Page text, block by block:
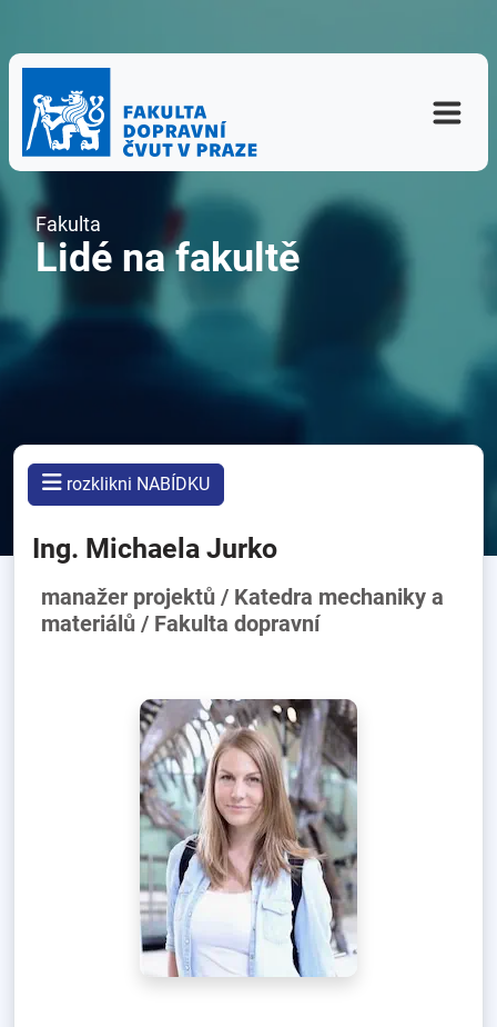
Fakulta
Lidé na fakultě
rozklikni NABÍDKU
Ing. Michaela Jurko
manažer projektů / Katedra mechaniky a
materiálů / Fakulta dopravní